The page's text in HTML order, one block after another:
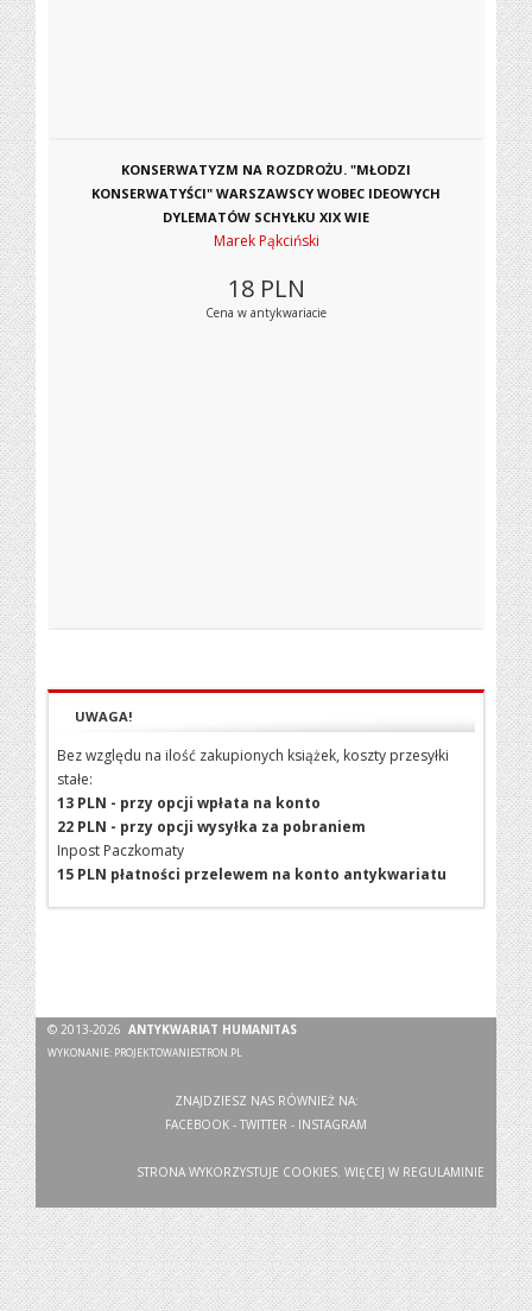
KONSERWATYZM NA ROZDROŻU. "MŁODZI
KONSERWATYŚCI" WARSZAWSCY WOBEC IDEOWYCH
DYLEMATÓW SCHYŁKU XIX WIE
Marek Pąkciński
18 PLN
Cena w antykwariacie
UWAGA!
Bez względu na ilość zakupionych książek, koszty przesyłki
stałe:
13 PLN - przy opcji wpłata na konto
22 PLN - przy opcji wysyłka za pobraniem
Inpost Paczkomaty
15 PLN płatności przelewem na konto antykwariatu
© 2013-2026ANTYKWARIAT HUMANITAS
WYKONANIE: PROJEKTOWANIESTRON.PL
ZNAJDZIESZ NAS RÓWNIEŻ NA:
FACEBOOK - TWITTER - INSTAGRAM
STRONA WYKORZYSTUJE COOKIES. WIĘCEJ W REGULAMINIE